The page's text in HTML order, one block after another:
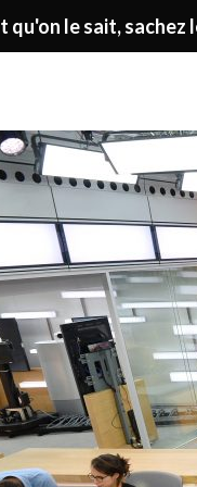
qu'on le sait, sachez